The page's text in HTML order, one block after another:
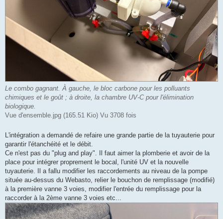
Le combo gagnant. À gauche, le bloc carbone pour les polluants
chimiques et le goût ; à droite, la chambre UV-C pour l'élimination
biologique.
Vue d'ensemble.jpg (165.51 Kio) Vu 3708 fois
L'intégration a demandé de refaire une grande partie de la tuyauterie pour
garantir l'étanchéité et le débit.
Ce n'est pas du "plug and play". Il faut aimer la plomberie et avoir de la
place pour intégrer proprement le bocal, l'unité UV et la nouvelle
tuyauterie. Il a fallu modifier les raccordements au niveau de la pompe
située au-dessus du Webasto, relier le bouchon de remplissage (modifié)
à la première vanne 3 voies, modifier l'entrée du remplissage pour la
raccorder à la 2ème vanne 3 voies etc...